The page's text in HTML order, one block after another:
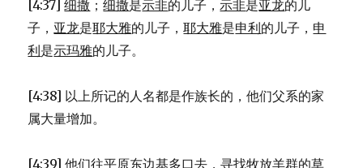
[4:37]细撒 ；细撒是示非的儿子，示非是亚龙的儿
子， 亚龙是耶大雅的儿子，耶大雅是申利的儿子， 申
利是示玛雅的儿子。
[4:38] 以上所记的人名都是作族长的，他们父系的家
属大量增加。
[4:39] 他们往平原东边基多口去，寻找牧放羊群的草